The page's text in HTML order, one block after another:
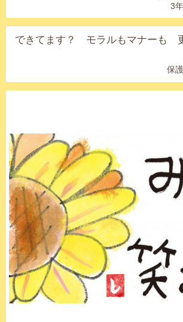
3
できてます？ モラルもマナーも
保